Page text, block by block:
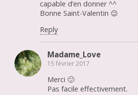
capable d’en donner ^^
Bonne Saint-Valentin 😉
Reply
Madame_Love
15 février 2017
Merci 🙂
Pas facile effectivement.